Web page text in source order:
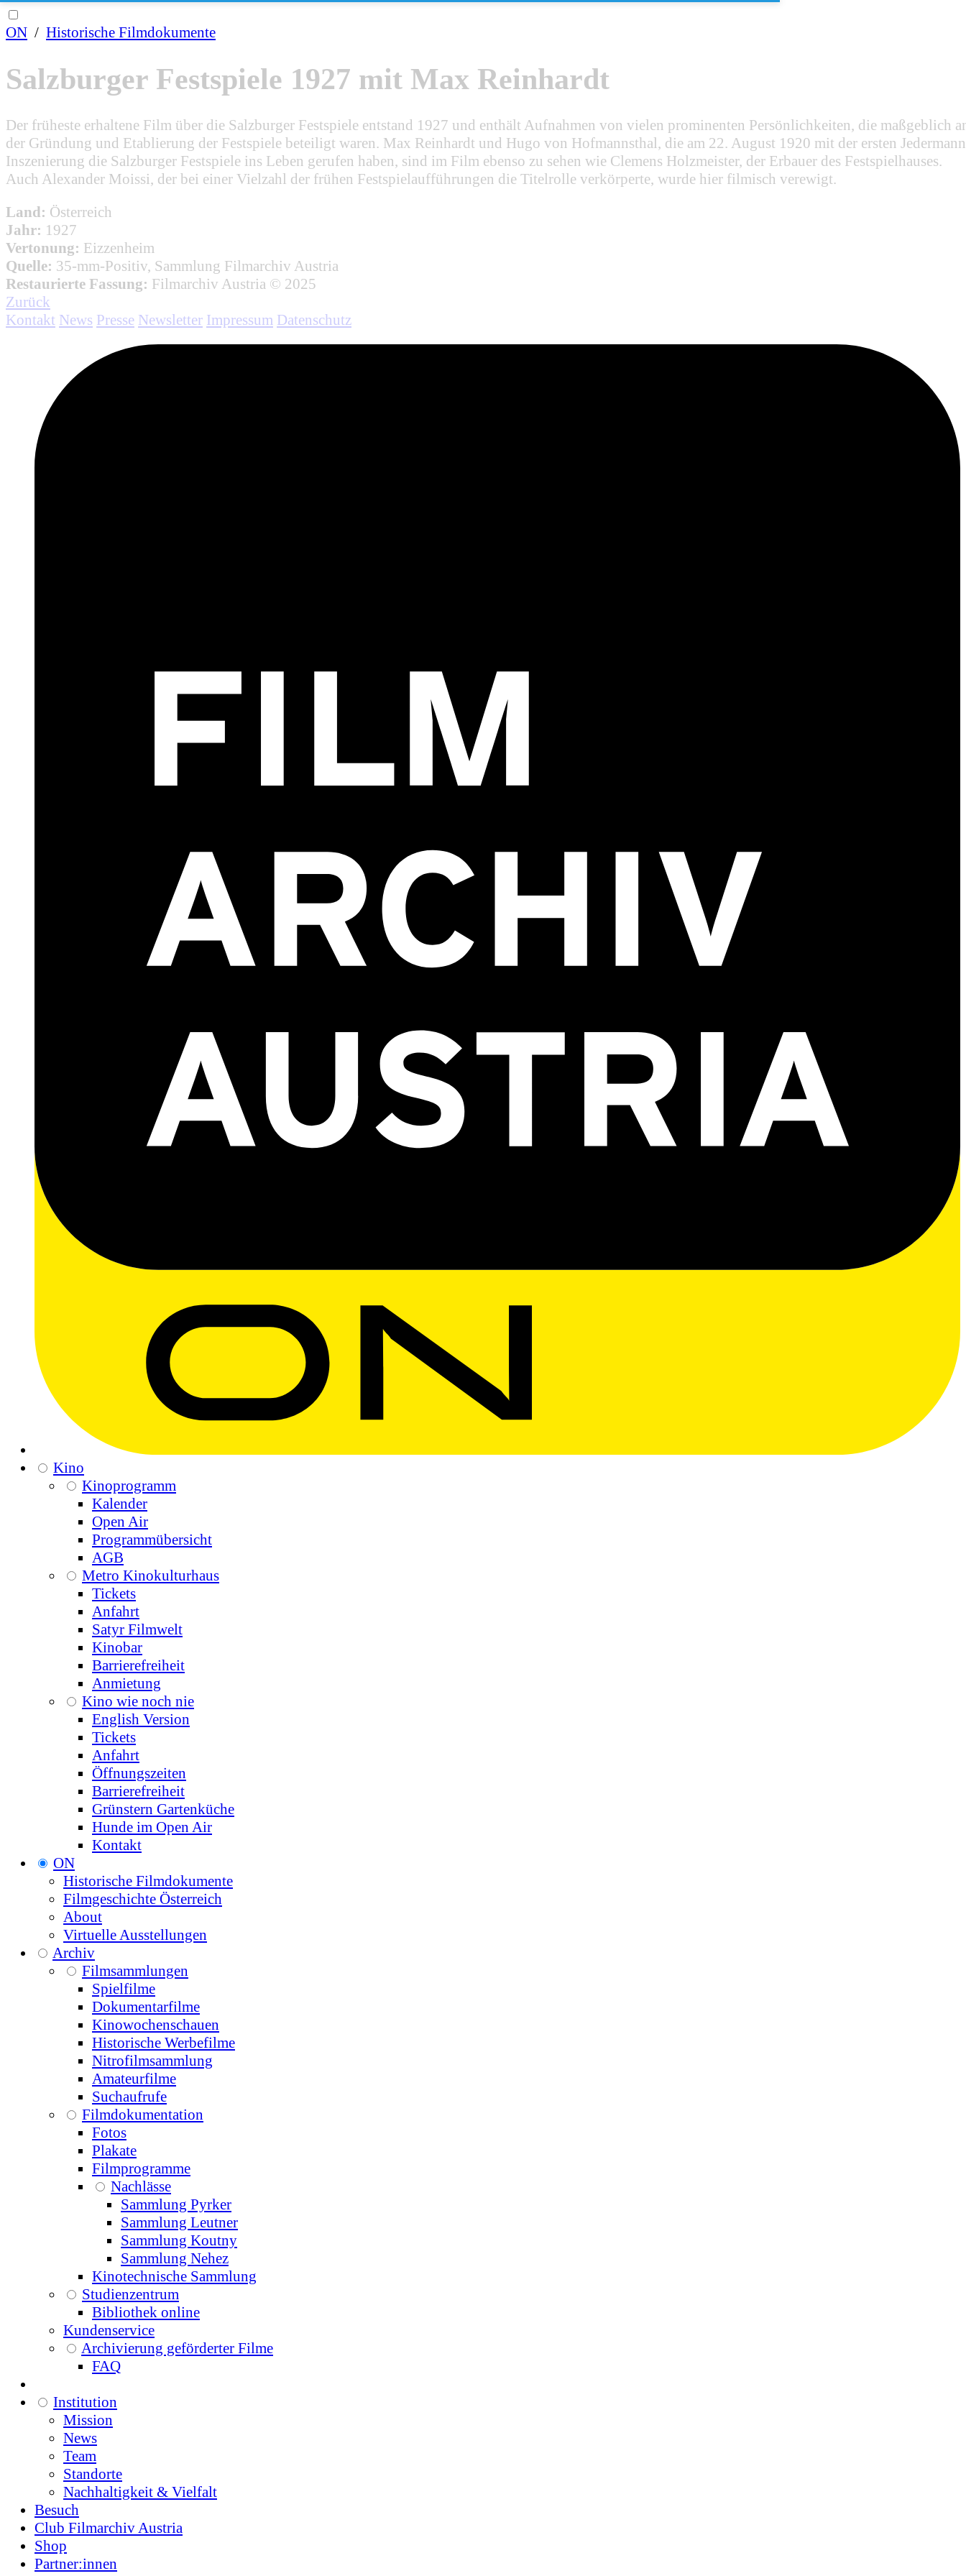
ON / Historische Filmdokumente
Salzburger Festspiele 1927 mit Max Reinhardt
Der früheste erhaltene Film über die Salzburger Festspiele entstand 1927 und enthält Aufnahmen von vielen prominenten Persönlichkeiten, die maßgeblich
der Gründung und Etablierung der Festspiele beteiligt waren. Max Reinhardt und Hugo von Hofmannsthal, die am 22. August 1920 mit der ersten
Inszenierung die Salzburger Festspiele ins Leben gerufen haben, sind im Film ebenso zu sehen wie Clemens Holzmeister, der Erbauer des Festspielhauses.
Auch Alexander Moissi, der bei einer Vielzahl der frühen Festspielaufführungen die Titelrolle verkörperte, wurde hier filmisch verewigt.
Land: Österreich
Jahr: 1927
Vertonung: Eizzenheim
Quelle: 35-mm-Positiv, Sammlung Filmarchiv Austria
Restaurierte Fassung: Filmarchiv Austria © 2025
Zurück
Kontakt News Presse Newsletter Impressum Datenschutz
Kino
Kinoprogramm
Kalender
Open Air
Programmübersicht
AGB
Metro Kinokulturhaus
Tickets
Anfahrt
Satyr Filmwelt
Kinobar
Barrierefreiheit
Anmietung
Kino wie noch nie
English Version
Tickets
Anfahrt
Öffnungszeiten
Barrierefreiheit
Grünstern Gartenküche
Hunde im Open Air
Kontakt
ON
Historische Filmdokumente
Filmgeschichte Österreich
About
Virtuelle Ausstellungen
Archiv
Filmsammlungen
Spielfilme
Dokumentarfilme
Kinowochenschauen
Historische Werbefilme
Nitrofilmsammlung
Amateurfilme
Suchaufrufe
Filmdokumentation
Fotos
Plakate
Filmprogramme
Nachlässe
Sammlung Pyrker
Sammlung Leutner
Sammlung Koutny
Sammlung Nehez
Kinotechnische Sammlung
Studienzentrum
Bibliothek online
Kundenservice
Archivierung geförderter Filme
FAQ
Institution
Mission
News
Team
Standorte
Nachhaltigkeit & Vielfalt
Besuch
Club Filmarchiv Austria
Shop
Partner:innen